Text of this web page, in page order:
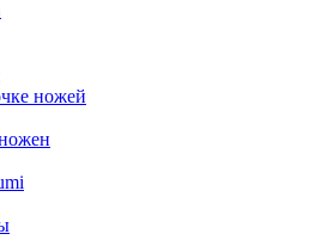
ножей